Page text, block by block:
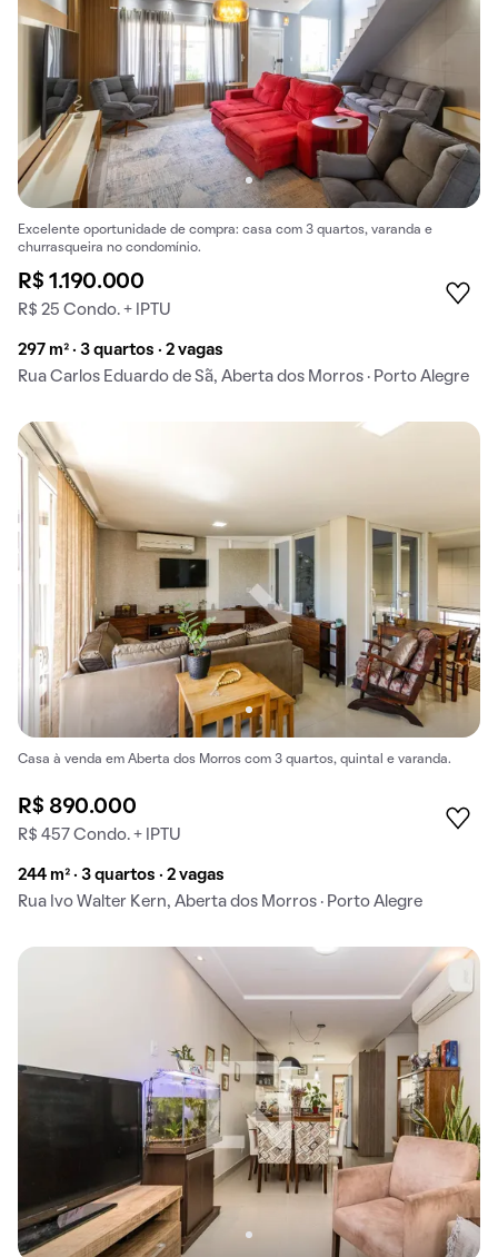
Excelente oportunidade de compra: casa com 3 quartos, varanda e
churrasqueira no condomínio.
R$ 1.190.000
R$ 25 Condo. + IPTU
297 m² · 3 quartos · 2 vagas
Rua Carlos Eduardo de Sã, Aberta dos Morros · Porto Alegre
Casa à venda em Aberta dos Morros com 3 quartos, quintal e varanda.
R$ 890.000
R$ 457 Condo. + IPTU
244 m² · 3 quartos · 2 vagas
Rua Ivo Walter Kern, Aberta dos Morros · Porto Alegre